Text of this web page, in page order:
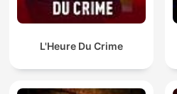
L'Heure Du Crime